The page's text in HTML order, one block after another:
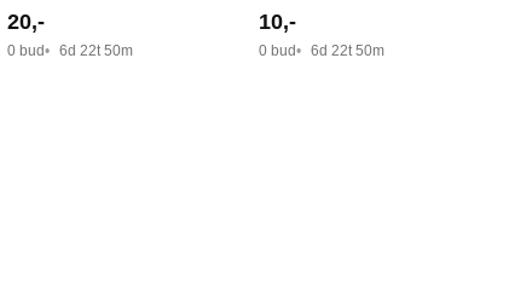
20,-
0 bud 6d 22t 50m
10,-
0 bud 6d 22t 50m